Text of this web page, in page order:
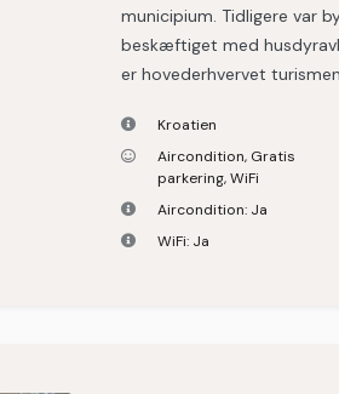
municipium. Tidligere var
beskæftiget med
er hovederhvervet
Kroatien
Aircondition, Gratis
parkering,WiFi
Aircondition: Ja
WiFi: Ja